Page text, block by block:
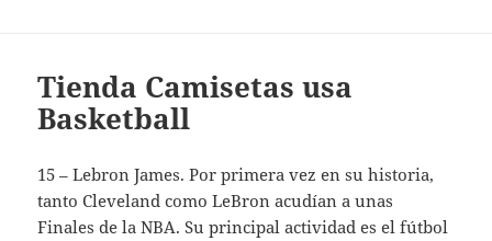
Tienda Camisetas usa
Basketball
15 – Lebron James. Por primera vez en su historia,
tanto Cleveland como LeBron acudían a unas
Finales de la NBA. Su principal actividad es el fútbol